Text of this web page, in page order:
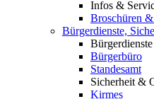
Infos &
Broschüren
Bürgerdienste,
Bürgerdienste
Bürgerbüro
Standesamt
Sicherheit &
Kirmes